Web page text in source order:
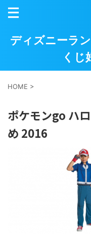
ディズニーラ
くじ
HOME >
ポケモンgo ハ
め 2016